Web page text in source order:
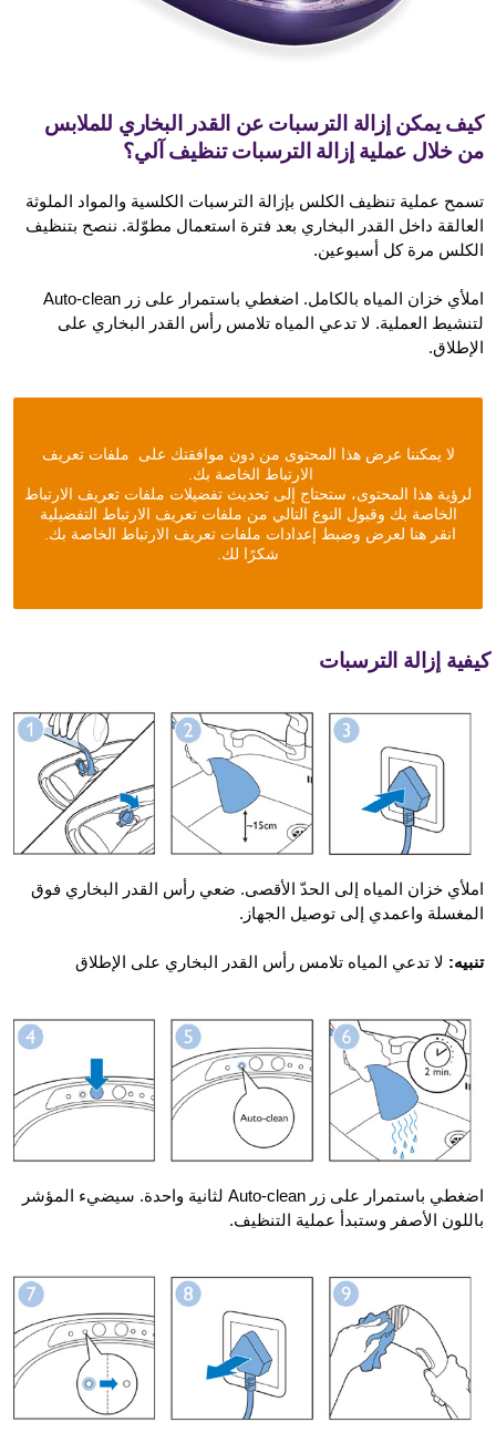
كيف يمكن إزالة الترسبات عن القدر البخاري للملابس
من خلال عملية إزالة الترسبات تنظيف آلي؟
تسمح عملية تنظيف الكلس بإزالة الترسبات الكلسية والمواد الملوثة
العالقة داخل القدر البخاري بعد فترة استعمال مطوّلة. ننصح بتنظيف
الكلس مرة كل أسبوعين.
املأي خزان المياه بالكامل. اضغطي باستمرار على زر Auto-clean
لتنشيط العملية. لا تدعي المياه تلامس رأس القدر البخاري على
الإطلاق.
لا يمكننا عرض هذا المحتوى من دون موافقتك على ملفات تعريف
الارتباط الخاصة بك.
لرؤية هذا المحتوى، ستحتاج إلى تحديث تفضيلات ملفات تعريف الارتباط
الخاصة بك وقبول النوع التالي من ملفات تعريف الارتباط التفضيلية
انقر هنا لعرض وضبط إعدادات ملفات تعريف الارتباط الخاصة بك.
شكرًا لك.
إزالة الترسبات
املأي خزان المياه إلى الحدّ الأقصى. ضعي رأس القدر البخاري فوق
المغسلة واعمدي إلى توصيل الجهاز.
تنبيه:لا تدعي المياه تلامس رأس القدر البخاري على الإطلاق
اضغطي باستمرار على زر Auto-clean لثانية واحدة. سيضيء المؤشر
باللون الأصفر وستبدأ عملية التنظيف.